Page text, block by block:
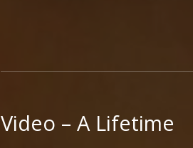
Video – A Lifetime